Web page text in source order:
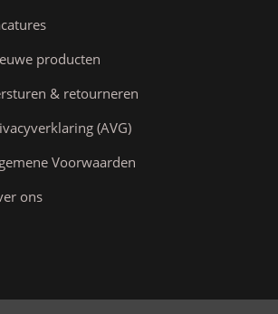
producten
& retourneren
(AVG)
Voorwaarden
ons